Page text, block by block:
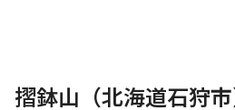
摺鉢山（北海道石狩